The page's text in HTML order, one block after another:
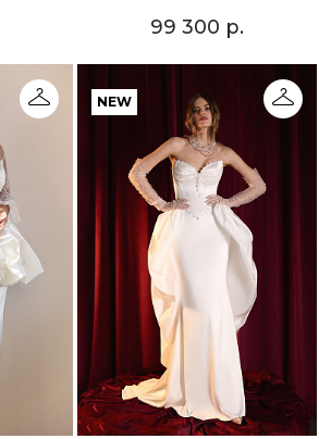
99 300 р.
NEW